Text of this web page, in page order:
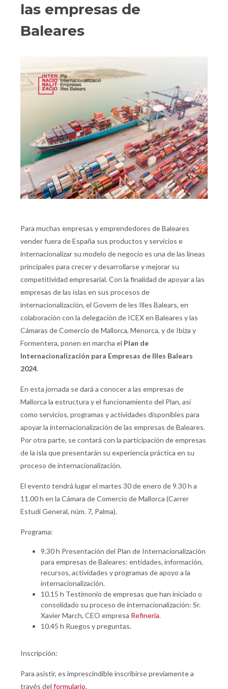
las empresas de
Baleares
Para muchas empresas y emprendedores de Baleares
vender fuera de España sus productos y servicios e
internacionalizar su modelo de negocio es una de las líneas
principales para crecer y desarrollarse y mejorar su
competitividad empresarial. Con la finalidad de apoyar a las
empresas de las islas en sus procesos de
internacionalización, el Govern de les Illes Balears, en
colaboración con la delegación de ICEX en Baleares y las
Cámaras de Comercio de Mallorca, Menorca, y de Ibiza y
Formentera, ponen en marcha el Plan de
Internacionalización para Empresas de Illes Balears
2024.
En esta jornada se dará a conocer a las empresas de
Mallorca la estructura y el funcionamiento del Plan, así
como servicios, programas y actividades disponibles para
apoyar la internacionalización de las empresas de Baleares.
Por otra parte, se contará con la participación de empresas
de la isla que presentarán su experiencia práctica en su
proceso de internacionalización.
El evento tendrá lugar el martes 30 de enero de 9.30 h a
11.00 h en la Cámara de Comercio de Mallorca (Carrer
Estudi General, núm. 7, Palma).
Programa:
9.30 h Presentación del Plan de Internacionalización
para empresas de Baleares: entidades, información,
recursos, actividades y programas de apoyo a la
internacionalización.
10.15 h Testimonio de empresas que han iniciado o
consolidado su proceso de internacionalización: Sr.
Xavier March, CEO empresa Refineria.
10.45 h Ruegos y preguntas.
Inscripción:
Para asistir, es imprescindible inscribirse previamente a
través del formulario.